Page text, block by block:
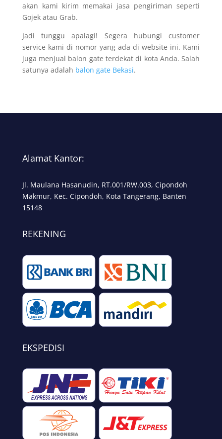
akan kami kirim memakai jasa pengiriman seperti
Gojek atau Grab.
Jadi tunggu apalagi! Segera hubungi customer
service kami di nomor yang ada di website ini. Kami
juga menjual balon gate terdekat di kota Anda. Salah
satunya adalah balon gate Bekasi.
Alamat Kantor:
Jl. Maulana Hasanudin, RT.001/RW.003, Cipondoh
Makmur, Kec. Cipondoh, Kota Tangerang, Banten
15148
REKENING
EKSPEDISI